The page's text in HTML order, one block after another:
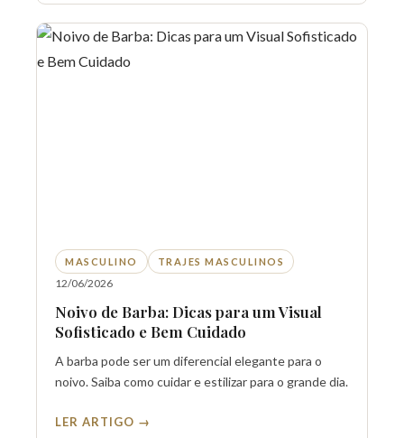
MASCULINO TRAJES MASCULINOS
12/06/2026
Noivo de Barba: Dicas para um Visual
Sofisticado e Bem Cuidado
A barba pode ser um diferencial elegante para o
noivo. Saiba como cuidar e estilizar para o grande dia.
LER ARTIGO →